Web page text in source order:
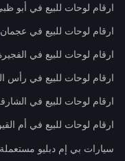
ارقام لوحات للبيع في أبو
ارقام لوحات للبيع في عجمان
ارقام لوحات للبيع في
ارقام لوحات للبيع في رأس
ارقام لوحات للبيع في
ارقام لوحات للبيع في أم
سيارات بي إم دبليو مستعملة